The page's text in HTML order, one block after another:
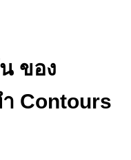
ของ
Contours